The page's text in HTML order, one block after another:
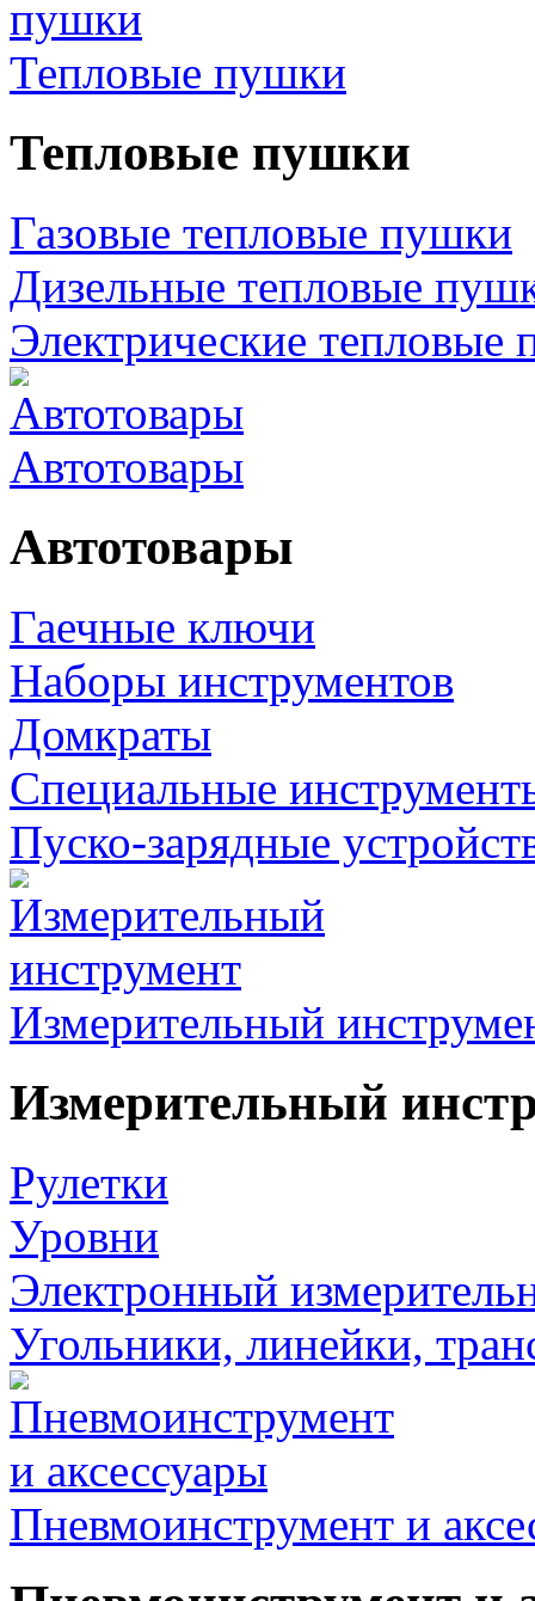
Тепловые пушки
Тепловые пушки
Газовые тепловые пушки
Дизельные тепловые
Электрические тепловые
Автотовары
Автотовары
Гаечные ключи
Наборы инструментов
Домкраты
Специальные
Пуско-зарядные
Измерительный
Измерительный
Рулетки
Уровни
Электронный
Угольники, линейки,
Пневмоинструмент и